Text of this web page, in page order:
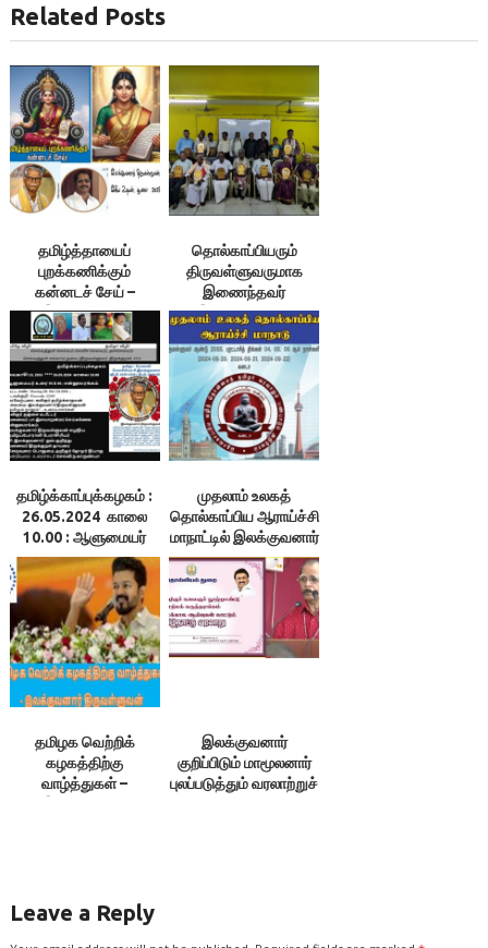
Related Posts
தமிழ்த்தாயைப்
புறக்கணிக்கும்
கன்னடச் சேய் –
இலக்குவனார்
திருவள்ளுவன்
தொல்காப்பியரும்
திருவள்ளுவருமாக
இணைந்தவர்
இலக்குவனார் –
ம.இராசேந்திரன் உரை
தமிழ்க்காப்புக்கழகம் :
26.05.2024 காலை
10.00 : ஆளுமையர்
உரை 95 & 96 ;
என்னூலரங்கம்
முதலாம் உலகத்
தொல்காப்பிய ஆராய்ச்சி
மாநாட்டில் இலக்குவனார்
விருது முதலிய
விருதுகள் வழங்கப்
பெறும்
தமிழக வெற்றிக்
கழகத்திற்கு
வாழ்த்துகள் –
இலக்குவனார்
குறிப்பிடும் மாமூலனார்
புலப்படுத்தும் வரலாற்றுச்
Leave a Reply